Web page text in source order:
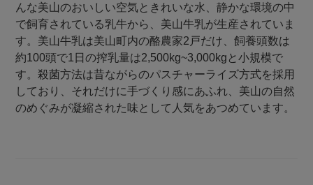
んな美山のおいしい空気ときれいな水、静かな環境の中
で飼育されている乳牛から、美山牛乳が生産されていま
す。美山牛乳は美山町内の酪農家2戸だけ、飼養頭数は
約100頭で1日の搾乳量は2,500kg~3,000kgと小規模で
す。殺菌方法は昔ながらのパスチャーライズ方式を採用
しており、それだけに手づくり感にあふれ、美山の自然
のめぐみが凝縮された味として人気をあつめています。